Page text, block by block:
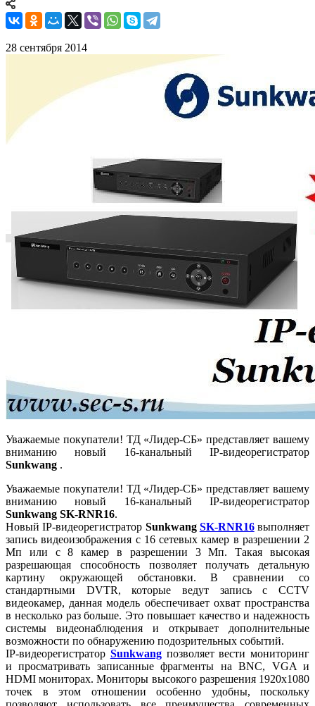
28 сентября 2014
Уважаемые покупатели! ТД «Лидер-СБ» представляет вашему
вниманию новый 16-канальный IP-видеорегистратор
Sunkwang .
Уважаемые покупатели! ТД «Лидер-СБ» представляет вашему
вниманию новый 16-канальный IP-видеорегистратор
Sunkwang SK-RNR16.
Новый IP-видеорегистратор Sunkwang SK-RNR16выполняет
запись видеоизображения с 16 сетевых камер в разрешении 2
Мп или с 8 камер в разрешении 3 Мп. Такая высокая
разрешающая способность позволяет получать детальную
картину окружающей обстановки. В сравнении со
стандартными DVTR, которые ведут запись с CCTV
видеокамер, данная модель обеспечивает охват пространства
в несколько раз больше. Это повышает качество и надежность
системы видеонаблюдения и открывает дополнительные
возможности по обнаружению подозрительных событий.
IP-видеорегистратор Sunkwangпозволяет вести мониторинг
и просматривать записанные фрагменты на BNC, VGA и
HDMI мониторах. Мониторы высокого разрешения 1920х1080
точек в этом отношении особенно удобны, поскольку